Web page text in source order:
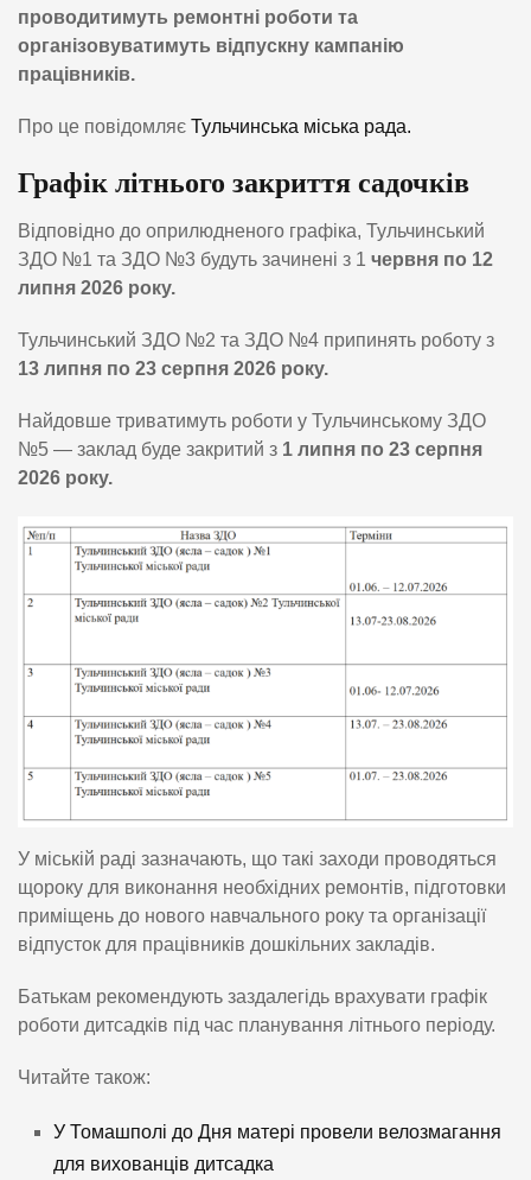
проводитимуть ремонтні роботи та
організовуватимуть відпускну кампанію
працівників.
Про це повідомляє Тульчинська міська рада.
Графік літнього закриття садочків
Відповідно до оприлюдненого графіка, Тульчинський
ЗДО №1 та ЗДО №3 будуть зачинені з 1 червня по 12
липня 2026 року.
Тульчинський ЗДО №2 та ЗДО №4 припинять роботу з
13 липня по 23 серпня 2026 року.
Найдовше триватимуть роботи у Тульчинському ЗДО
№5 — заклад буде закритий з 1 липня по 23 серпня
2026 року.
У міській раді зазначають, що такі заходи проводяться
щороку для виконання необхідних ремонтів, підготовки
приміщень до нового навчального року та організації
відпусток для працівників дошкільних закладів.
Батькам рекомендують заздалегідь врахувати графік
роботи дитсадків під час планування літнього періоду.
Читайте також:
У Томашполі до Дня матері провели велозмагання
для вихованців дитсадка